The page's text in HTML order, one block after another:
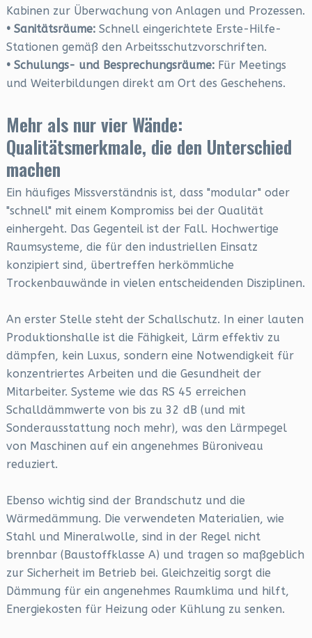
Kabinen zur Überwachung von Anlagen und Prozessen.
• Sanitätsräume:Schnell eingerichtete Erste-Hilfe-
Stationen gemäß den Arbeitsschutzvorschriften.
• Schulungs- und Besprechungsräume:Für Meetings
und Weiterbildungen direkt am Ort des Geschehens.
Mehr als nur vier Wände:
Qualitätsmerkmale, die den Unterschied
machen
Ein häufiges Missverständnis ist, dass "modular" oder
"schnell" mit einem Kompromiss bei der Qualität
einhergeht. Das Gegenteil ist der Fall. Hochwertige
Raumsysteme, die für den industriellen Einsatz
konzipiert sind, übertreffen herkömmliche
Trockenbauwände in vielen entscheidenden Disziplinen.
An erster Stelle steht der Schallschutz. In einer lauten
Produktionshalle ist die Fähigkeit, Lärm effektiv zu
dämpfen, kein Luxus, sondern eine Notwendigkeit für
konzentriertes Arbeiten und die Gesundheit der
Mitarbeiter. Systeme wie das RS 45 erreichen
Schalldämmwerte von bis zu 32 dB (und mit
Sonderausstattung noch mehr), was den Lärmpegel
von Maschinen auf ein angenehmes Büroniveau
reduziert.
Ebenso wichtig sind der Brandschutz und die
Wärmedämmung. Die verwendeten Materialien, wie
Stahl und Mineralwolle, sind in der Regel nicht
brennbar (Baustoffklasse A) und tragen so maßgeblich
zur Sicherheit im Betrieb bei. Gleichzeitig sorgt die
Dämmung für ein angenehmes Raumklima und hilft,
Energiekosten für Heizung oder Kühlung zu senken.